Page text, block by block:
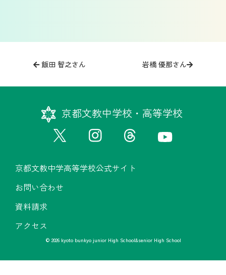
ビ
飯田 智之さん 岩橋 優那さん
京都文教中学校・高等学校
京都文教中学高等学校公式サイト
お問い合わせ
資料請求
アクセス
© 2026 kyoto bunkyo junior High School&senior High School